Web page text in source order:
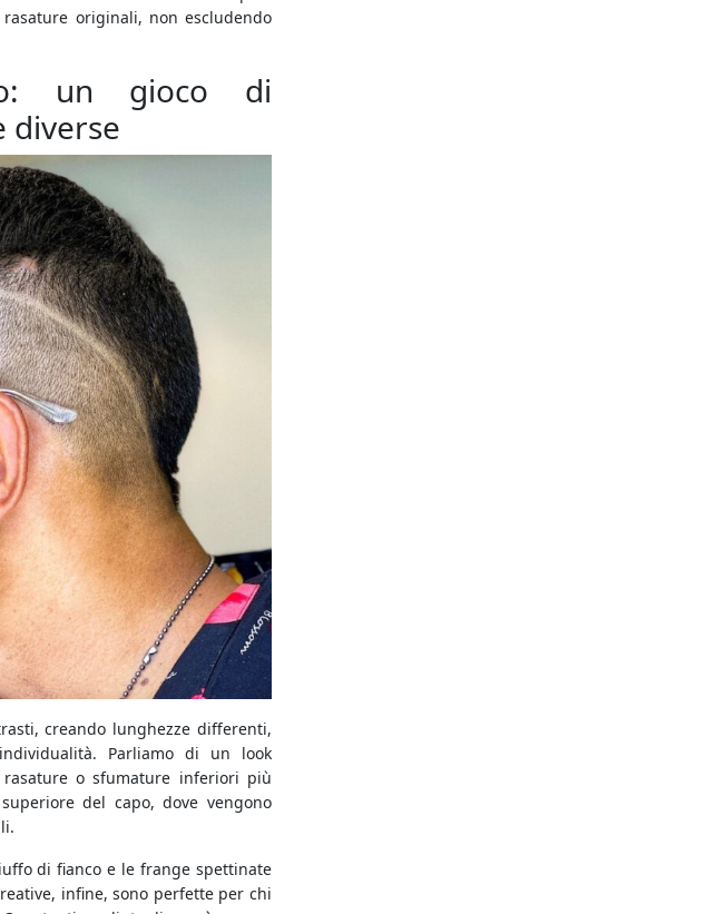
originali, non escludendo
un gioco di
diverse
creando lunghezze differenti,
Parliamo di un look
o sfumature inferiori più
del capo, dove vengono
di fianco e le frange spettinate
infine, sono perfette per chi